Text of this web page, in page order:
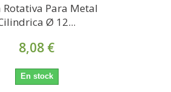
Rotativa Para Metal
Ø 12...
8,08 €
En stock